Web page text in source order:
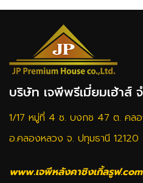
บริษัท เจพีพรีเมี่ยมเฮ้าส์
1/17 หมู่ที่ 4 ซ. บงกช 47 ต. คล
อ.คลองหลวง จ. ปทุมธานี 12120
www.เจพีหลังคาชิงเกิ้ลรูฟ.com